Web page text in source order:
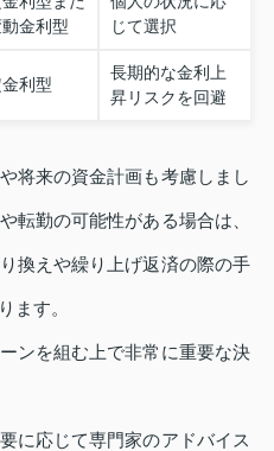
金利型
じて選択
利型
長期的な金利上
昇リスクを回避
将来の資金計画も考慮しまし
転勤の可能性がある場合は、
換えや繰り上げ返済の際の手
ます。
ンを組む上で非常に重要な決
に応じて専門家のアドバイス